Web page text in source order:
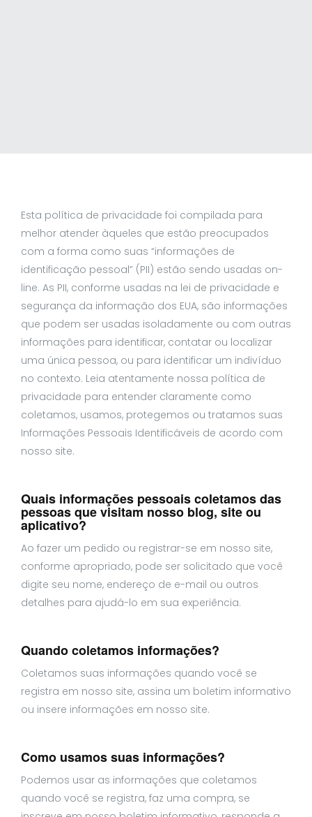
Esta política de privacidade foi compilada para
melhor atender àqueles que estão preocupados
com a forma como suas “informações de
identificação pessoal” (PII) estão sendo usadas on-
line. As PII, conforme usadas na lei de privacidade e
segurança da informação dos EUA, são informações
que podem ser usadas isoladamente ou com outras
informações para identificar, contatar ou localizar
uma única pessoa, ou para identificar um indivíduo
no contexto. Leia atentamente nossa política de
privacidade para entender claramente como
coletamos, usamos, protegemos ou tratamos suas
Informações Pessoais Identificáveis de acordo com
nosso site.
Quais informações pessoais coletamos das
pessoas que visitam nosso blog, site ou
aplicativo?
Ao fazer um pedido ou registrar-se em nosso site,
conforme apropriado, pode ser solicitado que você
digite seu nome, endereço de e-mail ou outros
detalhes para ajudá-lo em sua experiência.
Quando coletamos informações?
Coletamos suas informações quando você se
registra em nosso site, assina um boletim informativo
ou insere informações em nosso site.
Como usamos suas informações?
Podemos usar as informações que coletamos
quando você se registra, faz uma compra, se